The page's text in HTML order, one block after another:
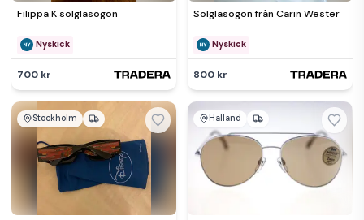
Filippa K solglasögon
Nyskick
700 kr
Solglasögon från Carin Wester
Nyskick
800 kr
Stockholm Halland